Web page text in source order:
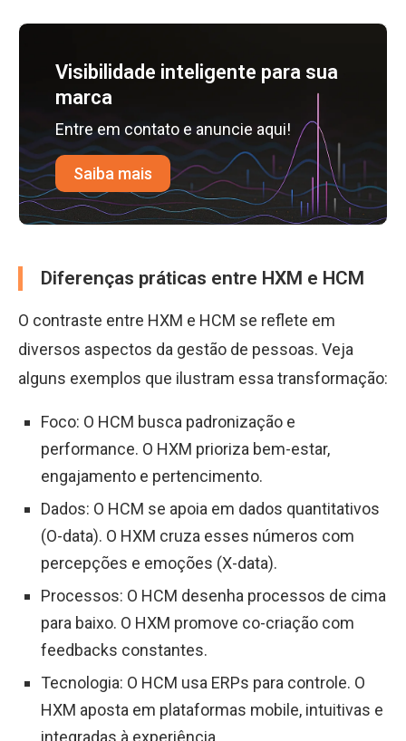
Visibilidade inteligente para sua
marca
Entre em contato e anuncie aqui!
Saiba mais
Diferenças práticas entre HXM e HCM
O contraste entre HXM e HCM se reflete em
diversos aspectos da gestão de pessoas. Veja
alguns exemplos que ilustram essa transformação:
Foco: O HCM busca padronização e
performance. O HXM prioriza bem-estar,
engajamento e pertencimento.
Dados: O HCM se apoia em dados quantitativos
(O-data). O HXM cruza esses números com
percepções e emoções (X-data).
Processos: O HCM desenha processos de cima
para baixo. O HXM promove co-criação com
feedbacks constantes.
Tecnologia: O HCM usa ERPs para controle. O
HXM aposta em plataformas mobile, intuitivas e
integradas à experiência.